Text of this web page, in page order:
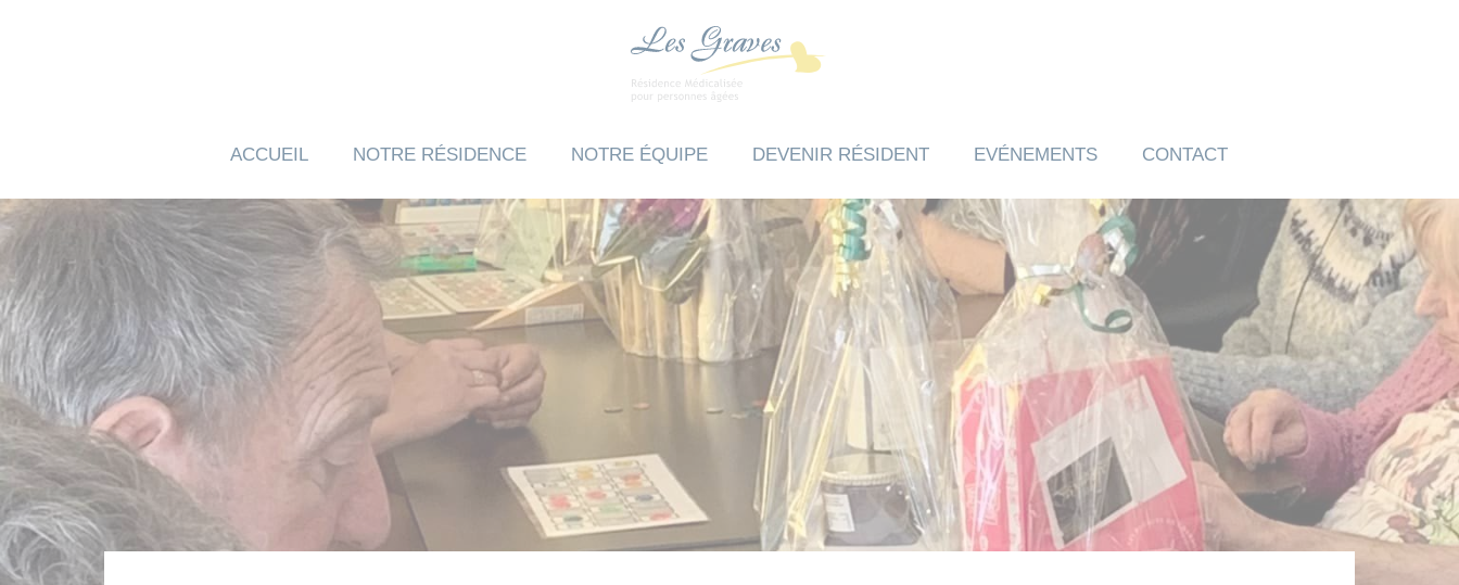
ACCUEIL NOTRE RÉSIDENCE NOTRE ÉQUIPE DEVENIR RÉSIDENT EVÉNEMENTS CONTACT